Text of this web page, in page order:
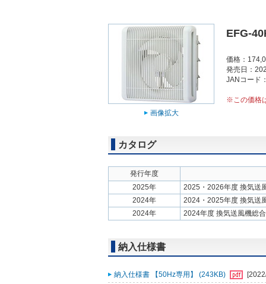
画像拡大
EFG-
価格：
発売日：
JANコード
※この価格
カタログ
発行年度
2025年
2025・2026年度 換気送
2024年
2024・2025年度 換気送
2024年
2024年度 換気送風機総
納入仕様書
納入仕様書 【50Hz専用】 (243KB)